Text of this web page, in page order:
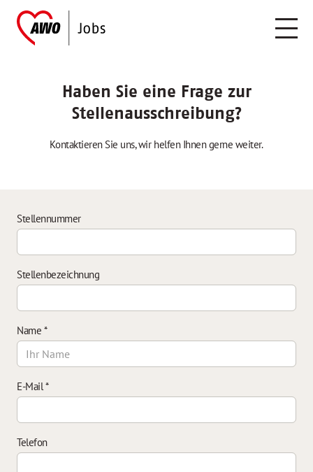
Haben Sie eine Frage zur
Stellenausschreibung?
Kontaktieren Sie uns, wir helfen Ihnen gerne weiter.
Stellennummer
Stellenbezeichnung
Name *
E-Mail*
Telefon